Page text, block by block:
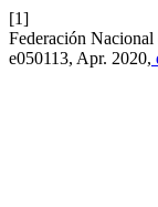
[1]
Federación
e050113, Apr. 2020,